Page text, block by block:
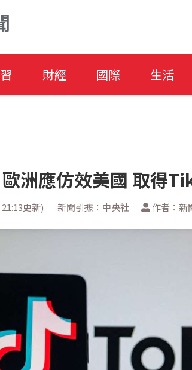
財經 國際 生活
洲應仿效美國 取得
更新) 新聞引據：中央社 作者：新